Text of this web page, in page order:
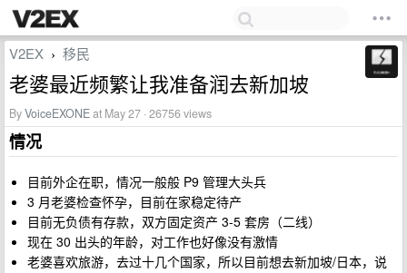
V2EX › 移民
老婆最近频繁让我准备润去新加坡
ByVoiceEXONEat May 27 · 26756 views
情况
目前外企在职，情况一般般 P9 管理大头兵
3 月老婆检查怀孕，目前在家稳定待产
目前无负债有存款，双方固定资产 3-5 套房（二线）
现在 30 出头的年龄，对工作也好像没有激情
老婆喜欢旅游，去过十几个国家，所以目前想去新加坡/日本，说